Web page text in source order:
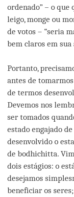
ordenado” – o
leigo, monge ou
de votos – “seria
bem claros em sua
Portanto,
antes de
de termos
Devemos nos
ser tomados
estado engajado
desenvolvido o
de bodhichitta.
dois estágios: o
desejamos
beneficiar os